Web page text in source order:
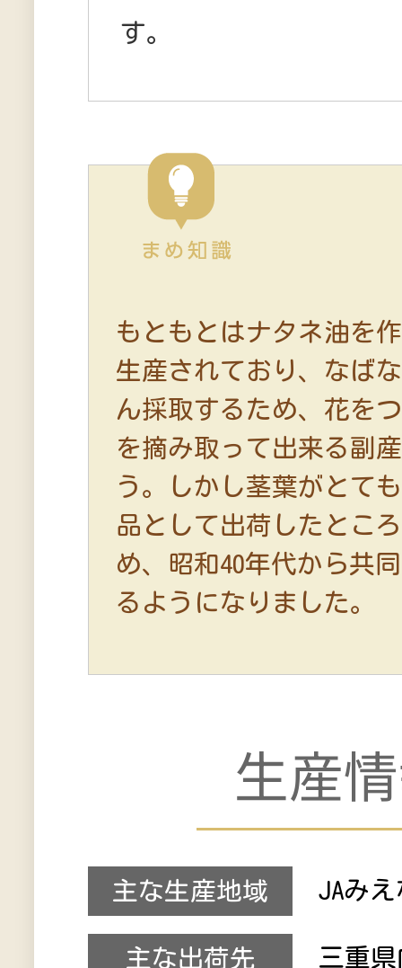
す。
もともとはナタネ油を
生産されており、なば
ん採取するため、花を
を摘み取って出来る副
う。しかし茎葉がとて
品として出荷したとこ
め、昭和40年代から共
るようになりました。
生産
主な生産地域 JAみ
主な出荷先 三重